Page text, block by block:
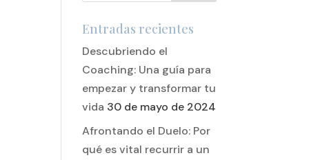
Entradas recientes
Descubriendo el
Coaching: Una guía para
empezar y transformar tu
vida 30 de mayo de 2024
Afrontando el Duelo: Por
qué es vital recurrir a un